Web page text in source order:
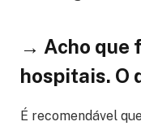
→ Acho que
hospitais. O
É recomendável